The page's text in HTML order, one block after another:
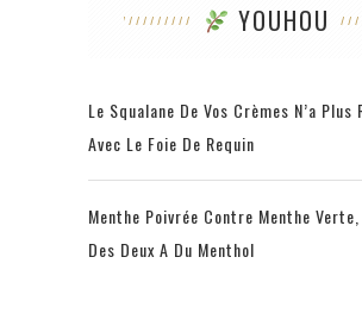
YOUHOU
Le Squalane De Vos Crèmes N’a Plus
Avec Le Foie De Requin
Menthe Poivrée Contre Menthe
Des Deux A Du Menthol